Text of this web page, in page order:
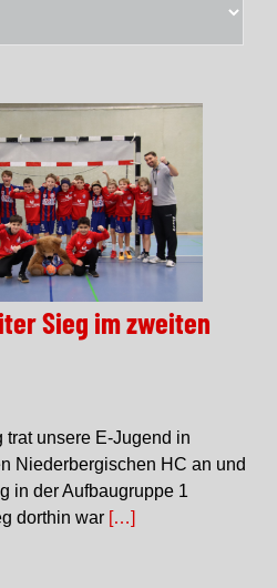
Sieg im zweiten
trat unsere E-Jugend in
Niederbergischen HC an und
in der Aufbaugruppe 1
dorthin war […]